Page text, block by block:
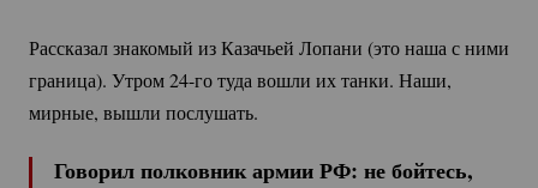
Рассказал знакомый из Казачьей Лопани (это наша с ними
граница). Утром24-готуда вошли их танки. Наши,
мирные, вышли послушать.
Говорил полковник армии РФ: не бойтесь,